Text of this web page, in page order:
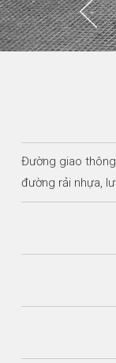
Đường giao
đường rải nhựa,